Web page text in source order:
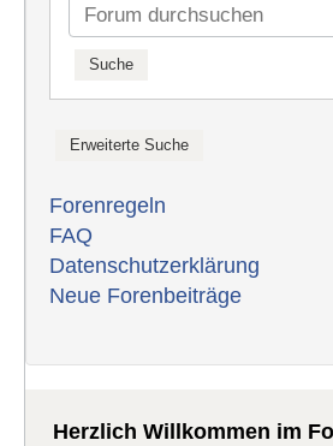
Forenregeln
FAQ
Datenschutzerklärung
Neue Forenbeiträge
Herzlich Willkommen im